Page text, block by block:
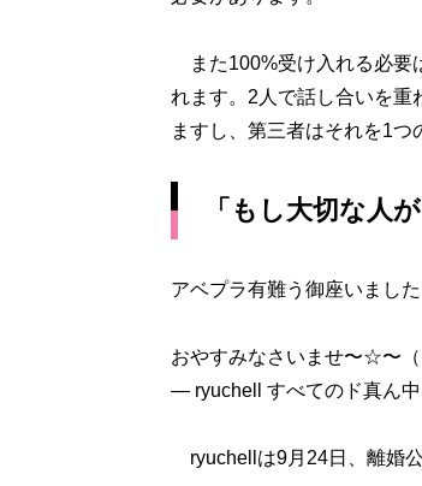
また100%受け入れる必要
れます。2人で話し合いを重
ますし、第三者はそれを1つ
「もし大切な人
アベプラ有難う御座いました
おやすみなさいませ〜☆〜（
— ryuchell すべてのド真ん
ryuchellは9月24日、離婚